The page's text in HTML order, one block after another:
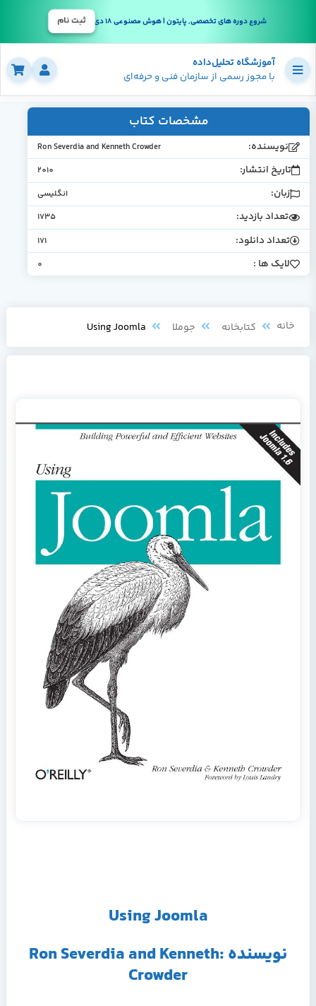
شروع دوره های تخصصی, پایتون | هوش مصنوعی 18 دی ثبت نام
آموزشگاه تحلیل‌داده
با مجوز رسمی از سازمان فنی و حرفه‌ای
مشخصات کتاب
نویسنده: Ron Severdia and Kenneth Crowder
تاریخ انتشار: 2010
زبان: انگلیسی
تعداد بازدید: 1735
تعداد دانلود: 171
لایک ها : 0
خانه کتابخانه جوملا Using Joomla
Using Joomla
نویسنده :Ron Severdia and Kenneth
Crowder